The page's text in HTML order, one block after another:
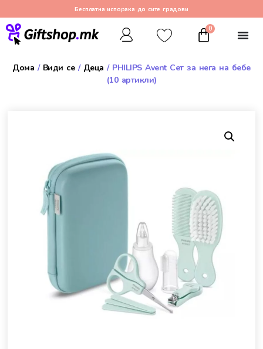
Бесплатна испорака до сите градови
0
Дома / Види се/ Деца / PHILIPS Avent Сет за нега на бебе
(10 артикли)